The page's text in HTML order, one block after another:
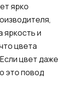
ярко
яркость и
цвета
цвет даже
это повод